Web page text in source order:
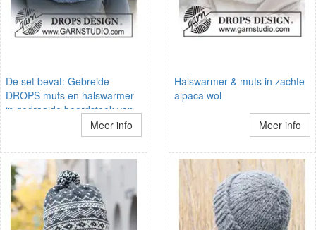
De set bevat: Gebreide
DROPS muts en halswarmer
in gedraaide boordsteek van
Meer info
Halswarmer & muts in zachte
alpaca wol
Meer info